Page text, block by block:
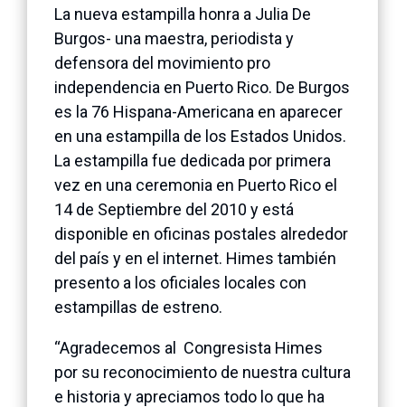
La nueva estampilla honra a Julia De
Burgos- una maestra, periodista y
defensora del movimiento pro
independencia en Puerto Rico. De Burgos
es la 76 Hispana-Americana en aparecer
en una estampilla de los Estados Unidos.
La estampilla fue dedicada por primera
vez en una ceremonia en Puerto Rico el
14 de Septiembre del 2010 y está
disponible en oficinas postales alrededor
del país y en el internet. Himes también
presento a los oficiales locales con
estampillas de estreno.
“Agradecemos al Congresista Himes
por su reconocimiento de nuestra cultura
e historia y apreciamos todo lo que ha